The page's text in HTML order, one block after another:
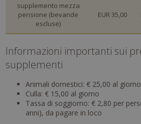
supplemento mezza
pensione (bevande
escluse)
EUR 35,00
Informazioni importanti sui
supplementi
Animali domestici: € 25,00 al
Culla: € 15,00 al giorno
Tassa di soggiorno: € 2,80 per
anni), da pagare in loco